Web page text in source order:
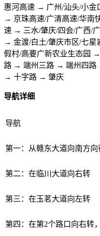
惠河高速 → 广州/汕头/小
→ 京珠高速/广清高速/华南
速 → 三水/肇庆/四会/广西/
→ 金渡/白土/肇庆市区/七星
假村/高要广新农业生态园
路 → 端州三路 → 端州四
→ 十字路 → 肇庆
导航详细
导航
第一：从赣东大道向南方
第二：在临川大道向右转
第三：在玉茗大道向左转
第四：在第2个路口向右转